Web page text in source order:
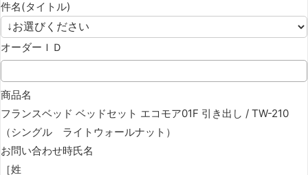
件名(タイトル)
オーダーＩＤ
商品名
フランスベッド ベッドセット エコモア01F 引き出し / TW-210
（シングル ライトウォールナット）
お問い合わせ時氏名
［姓